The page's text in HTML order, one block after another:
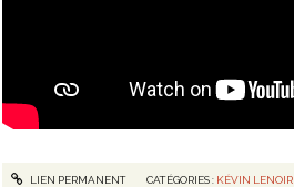
LIEN PERMANENT CATÉGORIES : KÉVIN LENOIR